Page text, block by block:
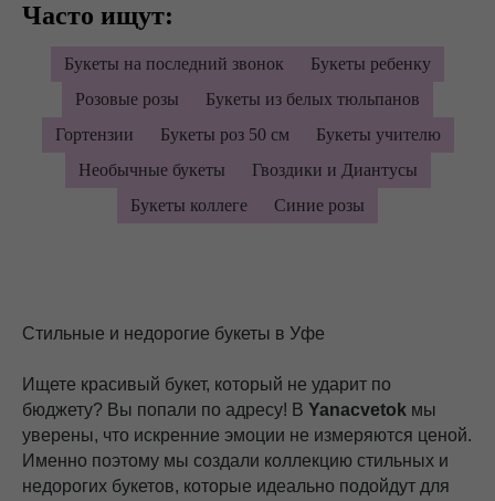
Часто ищут:
Букеты на последний звонок
Букеты ребенку
Розовые розы
Букеты из белых тюльпанов
Гортензии
Букеты роз 50 см
Букеты учителю
Необычные букеты
Гвоздики и Диантусы
Букеты коллеге
Синие розы
Стильные и недорогие букеты в Уфе
Ищете красивый букет, который не ударит по
бюджету? Вы попали по адресу! В Yanacvetok мы
уверены, что искренние эмоции не измеряются ценой.
Именно поэтому мы создали коллекцию стильных и
недорогих букетов, которые идеально подойдут для